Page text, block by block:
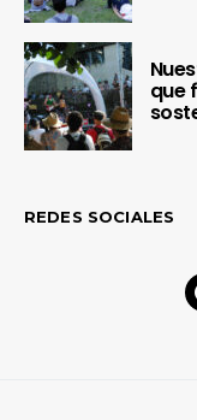
que
REDES SOCIALES